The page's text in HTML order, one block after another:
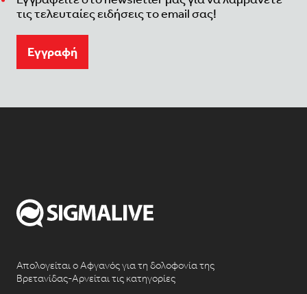
τις τελευταίες ειδήσεις το email σας!
Eγγραφή
Απολογείται ο Αφγανός για τη δολοφονία της
Βρετανίδας-Αρνείται τις κατηγορίες